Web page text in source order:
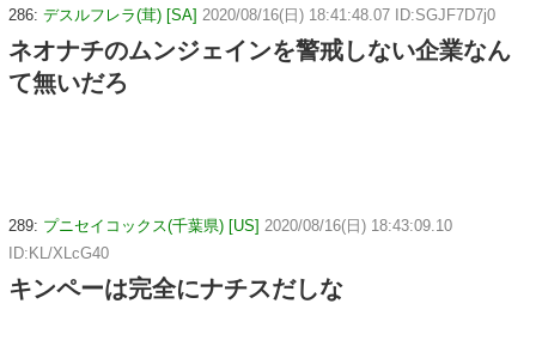
286: デスルフレラ(茸) [SA] 2020/08/16(日) 18:41:48.07 ID:SGJF7D7j0
ネオナチのムンジェインを警戒しない企業なん
て無いだろ
289: プニセイコックス(千葉県) [US] 2020/08/16(日) 18:43:09.10
ID:KL/XLcG40
キンペーは完全にナチスだしな